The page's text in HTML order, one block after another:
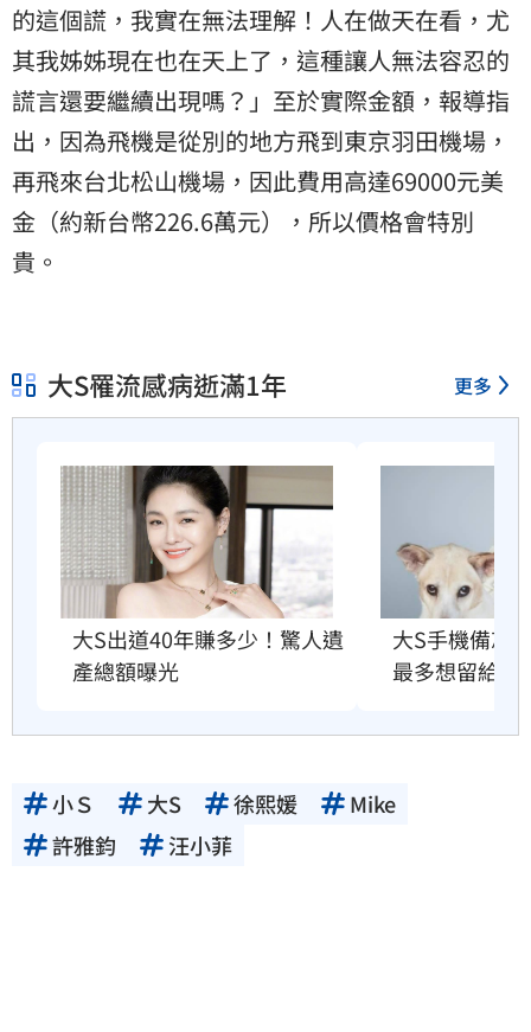
的這個謊，我實在無法理解！人在做天在看，尤
其我姊姊現在也在天上了，這種讓人無法容忍的
謊言還要繼續出現嗎？」至於實際金額，報導指
出，因為飛機是從別的地方飛到東京羽田機場，
再飛來台北松山機場，因此費用高達69000元美
金（約新台幣226.6萬元），所以價格會特別
貴。
大S罹流感病逝滿1年 更多
大S出道40年賺多少！驚人遺
產總額曝光
大S手機備忘
最多想留給他
小Ｓ 大S 徐熙媛
Mike
許雅鈞
汪小菲